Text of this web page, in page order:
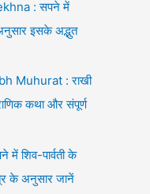
: सपने में
इसके अद्भुत
Muhurat : राखी
कथा और संपूर्ण
शिव-पार्वती के
के अनुसार जानें